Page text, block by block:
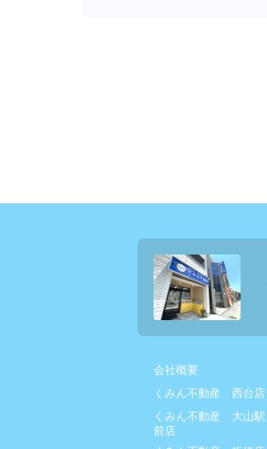
会社概要
くみん不動産 西台店
くみん不動産 大山駅
前店